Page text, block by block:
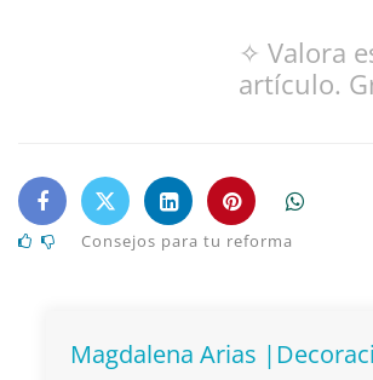
✧ Valora
artículo.
Consejos para tu reforma
Magdalena Arias